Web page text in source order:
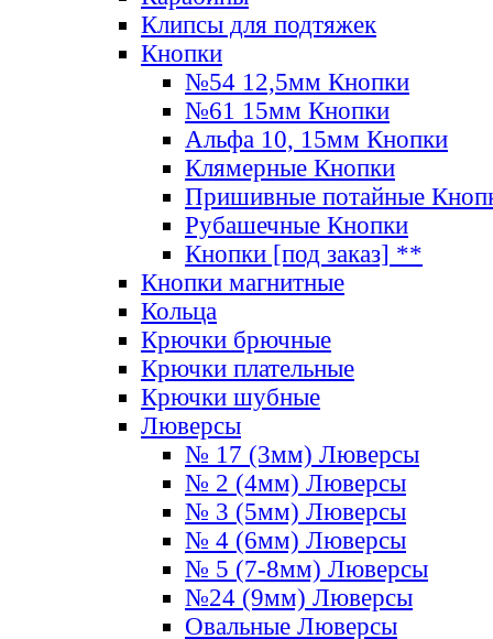
Клипсы для подтяжек
Кнопки
№54 12,5мм Кнопки
№61 15мм Кнопки
Альфа 10, 15мм Кнопки
Клямерные Кнопки
Пришивные потайные
Рубашечные Кнопки
Кнопки [под заказ] **
Кнопки магнитные
Кольца
Крючки брючные
Крючки плательные
Крючки шубные
Люверсы
№ 17 (3мм) Люверсы
№ 2 (4мм) Люверсы
№ 3 (5мм) Люверсы
№ 4 (6мм) Люверсы
№ 5 (7-8мм) Люверсы
№24 (9мм) Люверсы
Овальные Люверсы